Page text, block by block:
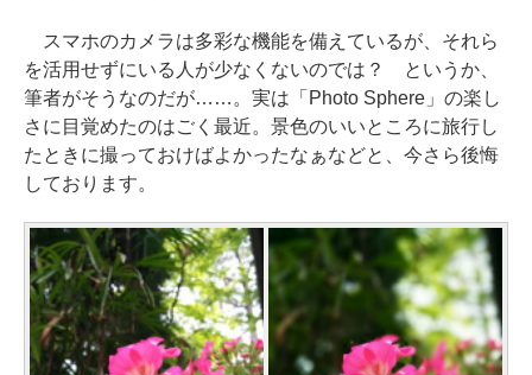
スマホのカメラは多彩な機能を備えているが、それら
を活用せずにいる人が少なくないのでは？ というか、
筆者がそうなのだが……。実は「Photo Sphere」の楽し
さに目覚めたのはごく最近。景色のいいところに旅行し
たときに撮っておけばよかったなぁなどと、今さら後悔
しております。